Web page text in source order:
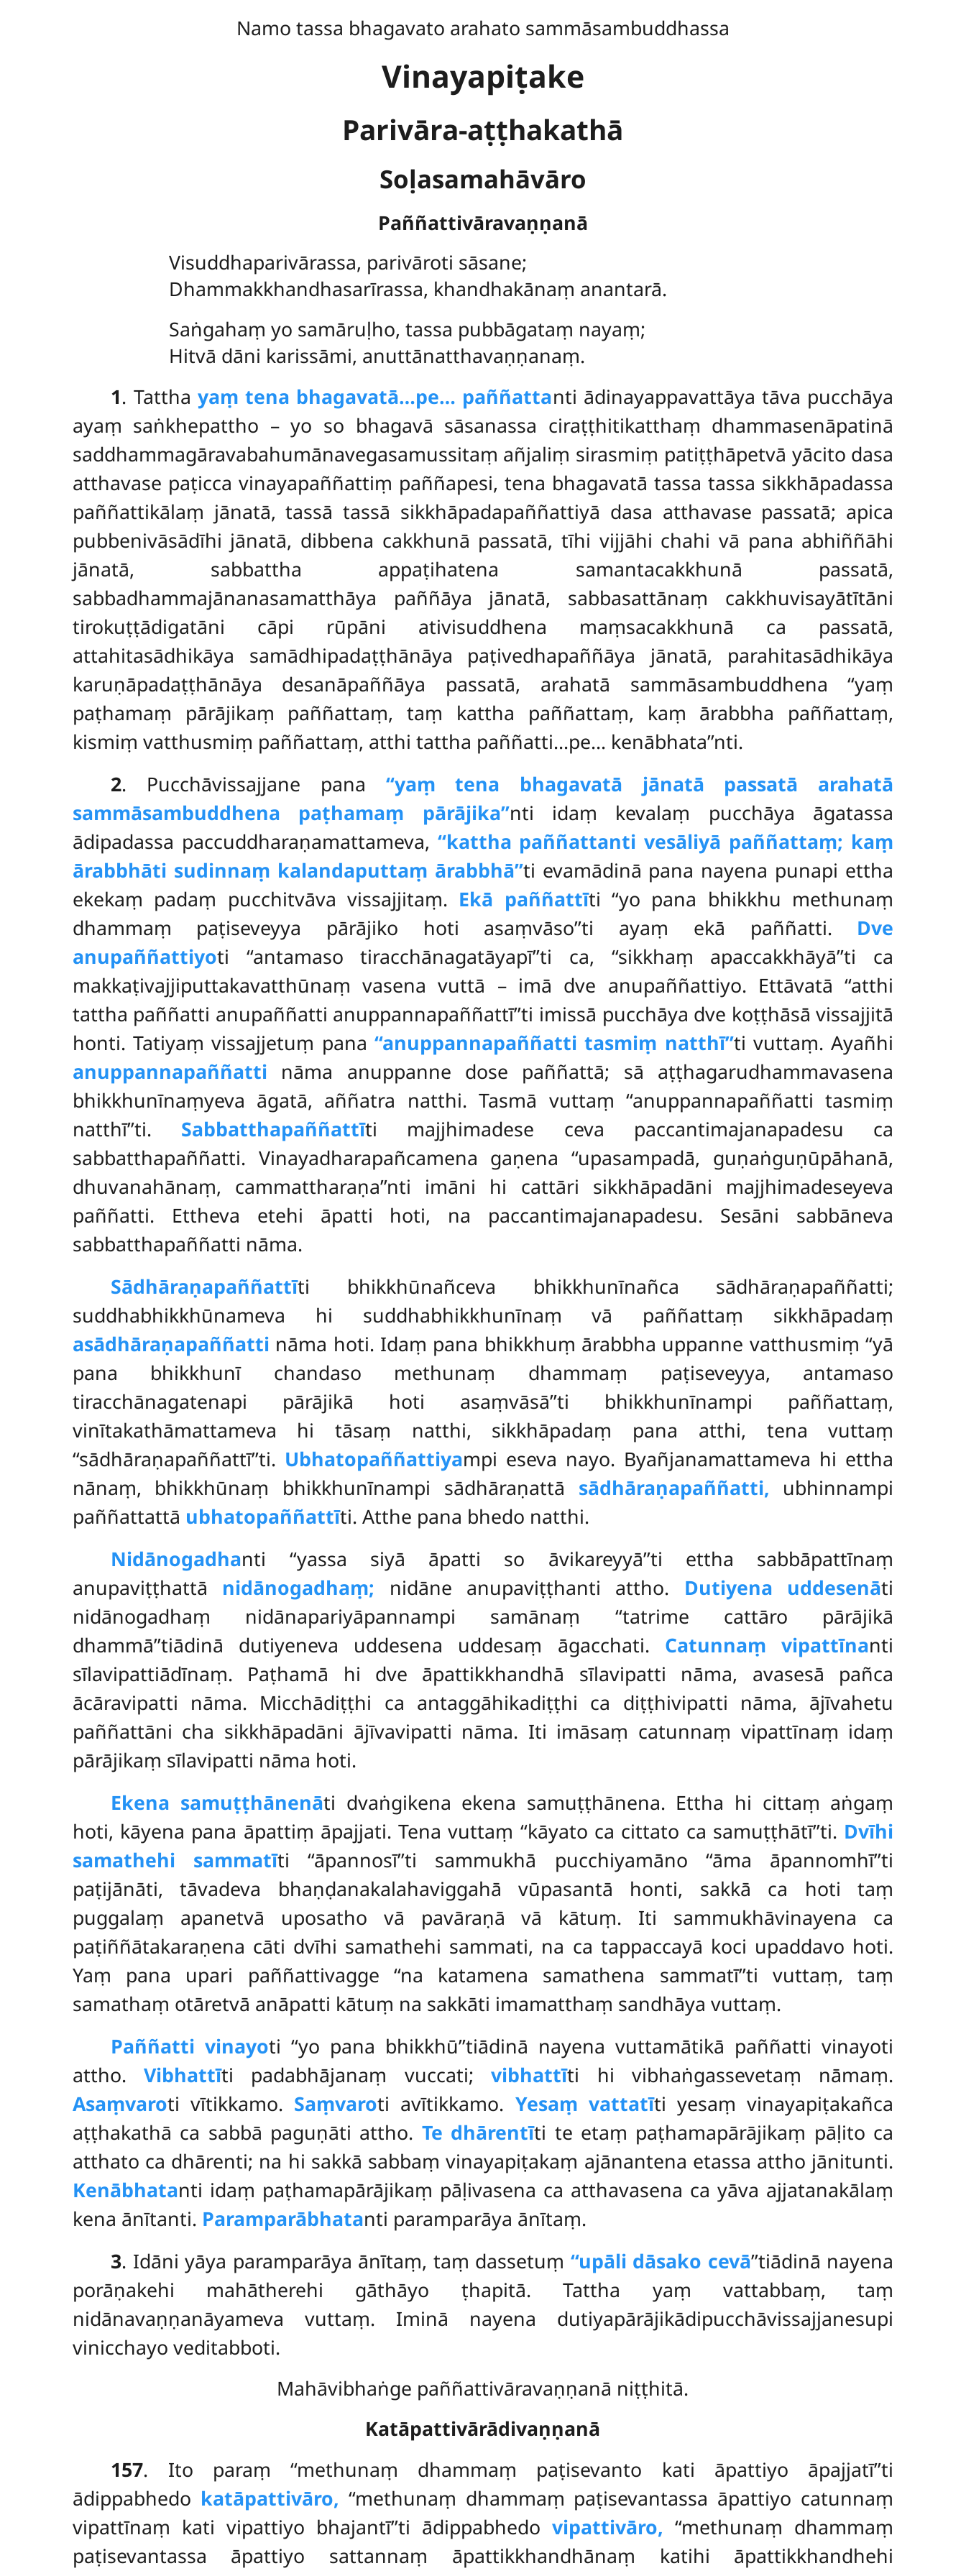
Namo tassa bhagavato arahato sammāsambuddhassa
Vinayapiṭake
Parivāra-aṭṭhakathā
Soḷasamahāvāro
Paññattivāravaṇṇanā
Visuddhaparivārassa, parivāroti sāsane;
Dhammakkhandhasarīrassa, khandhakānaṃ anantarā.
Saṅgahaṃ yo samāruḷho, tassa pubbāgataṃ nayaṃ;
Hitvā dāni karissāmi, anuttānatthavaṇṇanaṃ.
1. Tattha yaṃ tena bhagavatā…pe… paññattanti ādinayappavattāya tāva pucchāya
ayaṃ saṅkhepattho – yo so bhagavā sāsanassa ciraṭṭhitikatthaṃ dhammasenāpatinā
saddhammagāravabahumānavegasamussitaṃ añjaliṃ sirasmiṃ patiṭṭhāpetvā yācito dasa
atthavase paṭicca vinayapaññattiṃ paññapesi, tena bhagavatā tassa tassa sikkhāpadassa
paññattikālaṃ jānatā, tassā tassā sikkhāpadapaññattiyā dasa atthavase passatā; apica
pubbenivāsādīhi jānatā, dibbena cakkhunā passatā, tīhi vijjāhi chahi vā pana abhiññāhi
jānatā, sabbattha appaṭihatena samantacakkhunā passatā,
sabbadhammajānanasamatthāya paññāya jānatā, sabbasattānaṃ cakkhuvisayātītāni
tirokuṭṭādigatāni cāpi rūpāni ativisuddhena maṃsacakkhunā ca passatā,
attahitasādhikāya samādhipadaṭṭhānāya paṭivedhapaññāya jānatā, parahitasādhikāya
karuṇāpadaṭṭhānāya desanāpaññāya passatā, arahatā sammāsambuddhena ‘‘yaṃ
paṭhamaṃ pārājikaṃ paññattaṃ, taṃ kattha paññattaṃ, kaṃ ārabbha paññattaṃ,
kismiṃ vatthusmiṃ paññattaṃ, atthi tattha paññatti…pe… kenābhata’’nti.
2. Pucchāvissajjane pana ‘‘yaṃ tena bhagavatā jānatā passatā arahatā
sammāsambuddhena paṭhamaṃ pārājika’’nti idaṃ kevalaṃ pucchāya āgatassa
ādipadassa paccuddharaṇamattameva, ‘‘kattha paññattanti vesāliyā paññattaṃ; kaṃ
ārabbhāti sudinnaṃ kalandaputtaṃ ārabbhā’’ti evamādinā pana nayena punapi ettha
ekekaṃ padaṃ pucchitvāva vissajjitaṃ. Ekā paññattīti ‘‘yo pana bhikkhu methunaṃ
dhammaṃ paṭiseveyya pārājiko hoti asaṃvāso’’ti ayaṃ ekā paññatti. Dve
anupaññattiyoti ‘‘antamaso tiracchānagatāyapī’’ti ca, ‘‘sikkhaṃ apaccakkhāyā’’ti ca
makkaṭivajjiputtakavatthūnaṃ vasena vuttā – imā dve anupaññattiyo. Ettāvatā ‘‘atthi
tattha paññatti anupaññatti anuppannapaññattī’’ti imissā pucchāya dve koṭṭhāsā vissajjitā
honti. Tatiyaṃ vissajjetuṃ pana ‘‘anuppannapaññatti tasmiṃ natthī’’ti vuttaṃ. Ayañhi
anuppannapaññatti nāma anuppanne dose paññattā; sā aṭṭhagarudhammavasena
bhikkhunīnaṃyeva āgatā, aññatra natthi. Tasmā vuttaṃ ‘‘anuppannapaññatti tasmiṃ
natthī’’ti. Sabbatthapaññattīti majjhimadese ceva paccantimajanapadesu ca
sabbatthapaññatti. Vinayadharapañcamena gaṇena ‘‘upasampadā, guṇaṅguṇūpāhanā,
dhuvanahānaṃ, cammattharaṇa’’nti imāni hi cattāri sikkhāpadāni majjhimadeseyeva
paññatti. Ettheva etehi āpatti hoti, na paccantimajanapadesu. Sesāni sabbāneva
sabbatthapaññatti nāma.
Sādhāraṇapaññattīti bhikkhūnañceva bhikkhunīnañca sādhāraṇapaññatti;
suddhabhikkhūnameva hi suddhabhikkhunīnaṃ vā paññattaṃ sikkhāpadaṃ
asādhāraṇapaññatti nāma hoti. Idaṃ pana bhikkhuṃ ārabbha uppanne vatthusmiṃ ‘‘yā
pana bhikkhunī chandaso methunaṃ dhammaṃ paṭiseveyya, antamaso
tiracchānagatenapi pārājikā hoti asaṃvāsā’’ti bhikkhunīnampi paññattaṃ,
vinītakathāmattameva hi tāsaṃ natthi, sikkhāpadaṃ pana atthi, tena vuttaṃ
‘‘sādhāraṇapaññattī’’ti. Ubhatopaññattiyampi eseva nayo. Byañjanamattameva hi ettha
nānaṃ, bhikkhūnaṃ bhikkhunīnampi sādhāraṇattā sādhāraṇapaññatti, ubhinnampi
paññattattā ubhatopaññattīti. Atthe pana bhedo natthi.
Nidānogadhanti ‘‘yassa siyā āpatti so āvikareyyā’’ti ettha sabbāpattīnaṃ
anupaviṭṭhattā nidānogadhaṃ; nidāne anupaviṭṭhanti attho. Dutiyena uddesenāti
nidānogadhaṃ nidānapariyāpannampi samānaṃ ‘‘tatrime cattāro pārājikā
dhammā’’tiādinā dutiyeneva uddesena uddesaṃ āgacchati. Catunnaṃ vipattīnanti
sīlavipattiādīnaṃ. Paṭhamā hi dve āpattikkhandhā sīlavipatti nāma, avasesā pañca
ācāravipatti nāma. Micchādiṭṭhi ca antaggāhikadiṭṭhi ca diṭṭhivipatti nāma, ājīvahetu
paññattāni cha sikkhāpadāni ājīvavipatti nāma. Iti imāsaṃ catunnaṃ vipattīnaṃ idaṃ
pārājikaṃ sīlavipatti nāma hoti.
Ekena samuṭṭhānenāti dvaṅgikena ekena samuṭṭhānena. Ettha hi cittaṃ aṅgaṃ
hoti, kāyena pana āpattiṃ āpajjati. Tena vuttaṃ ‘‘kāyato ca cittato ca samuṭṭhātī’’ti. Dvīhi
samathehi sammatīti ‘‘āpannosī’’ti sammukhā pucchiyamāno ‘‘āma āpannomhī’’ti
paṭijānāti, tāvadeva bhaṇḍanakalahaviggahā vūpasantā honti, sakkā ca hoti taṃ
puggalaṃ apanetvā uposatho vā pavāraṇā vā kātuṃ. Iti sammukhāvinayena ca
paṭiññātakaraṇena cāti dvīhi samathehi sammati, na ca tappaccayā koci upaddavo hoti.
Yaṃ pana upari paññattivagge ‘‘na katamena samathena sammatī’’ti vuttaṃ, taṃ
samathaṃ otāretvā anāpatti kātuṃ na sakkāti imamatthaṃ sandhāya vuttaṃ.
Paññatti vinayoti ‘‘yo pana bhikkhū’’tiādinā nayena vuttamātikā paññatti vinayoti
attho.Vibhattīti padabhājanaṃ vuccati;vibhattīti hi vibhaṅgassevetaṃ nāmaṃ.
Asaṃvaroti vītikkamo. Saṃvaroti avītikkamo. Yesaṃ vattatīti yesaṃ vinayapiṭakañca
aṭṭhakathā ca sabbā paguṇāti attho. Te dhārentīti te etaṃ paṭhamapārājikaṃ pāḷito ca
atthato ca dhārenti; na hi sakkā sabbaṃ vinayapiṭakaṃ ajānantena etassa attho jānitunti.
Kenābhatanti idaṃ paṭhamapārājikaṃ pāḷivasena ca atthavasena ca yāva ajjatanakālaṃ
kena ānītanti. Paramparābhatanti paramparāya ānītaṃ.
3. Idāni yāya paramparāya ānītaṃ, taṃ dassetuṃ ‘‘upāli dāsako cevā’’tiādinā nayena
porāṇakehi mahātherehi gāthāyo ṭhapitā. Tattha yaṃ vattabbaṃ, taṃ
nidānavaṇṇanāyameva vuttaṃ. Iminā nayena dutiyapārājikādipucchāvissajjanesupi
vinicchayo veditabboti.
Mahāvibhaṅge paññattivāravaṇṇanā niṭṭhitā.
Katāpattivārādivaṇṇanā
157. Ito paraṃ ‘‘methunaṃ dhammaṃ paṭisevanto kati āpattiyo āpajjatī’’ti
ādippabhedo katāpattivāro, ‘‘methunaṃ dhammaṃ paṭisevantassa āpattiyo catunnaṃ
vipattīnaṃ kati vipattiyo bhajantī’’ti ādippabhedovipattivāro, ‘‘methunaṃ dhammaṃ
paṭisevantassa āpattiyo sattannaṃ āpattikkhandhānaṃ katihi āpattikkhandhehi